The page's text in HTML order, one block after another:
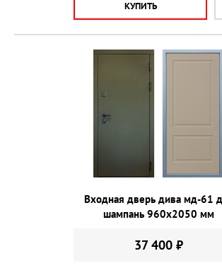
КУПИТЬ
Входная дверь дива мд-61
шампань 960х2050 мм
37 400 ₽